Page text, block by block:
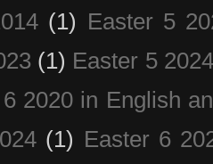
(1) Easter 5
(1) Easter 5
2020 in English
(1) Easter 6